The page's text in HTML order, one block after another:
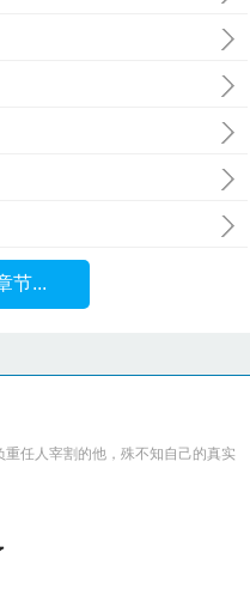
节...
重任人宰割的他，殊不知自己的真实